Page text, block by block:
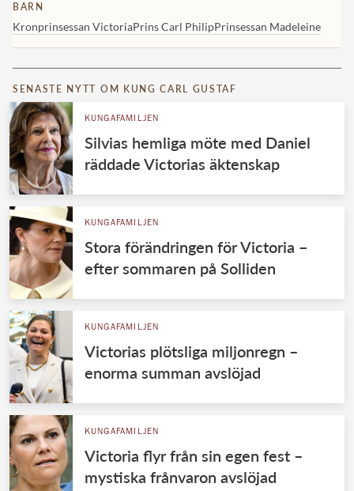
BARN
Kronprinsessan VictoriaPrins Carl PhilipPrinsessan Madeleine
SENASTE NYTT OM KUNG CARL GUSTAF
KUNGAFAMILJEN
Silvias hemliga möte med Daniel
räddade Victorias äktenskap
KUNGAFAMILJEN
Stora förändringen för Victoria –
efter sommaren på Solliden
KUNGAFAMILJEN
Victorias plötsliga miljonregn –
enorma summan avslöjad
KUNGAFAMILJEN
Victoria flyr från sin egen fest –
mystiska frånvaron avslöjad